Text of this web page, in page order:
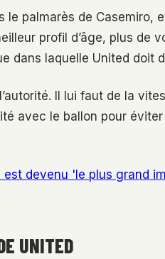
le palmarès de Casemiro,
profil d’âge, plus de
dans laquelle United doit
Il lui faut de la
avec le ballon pour
devenu 'le plus grand
UNITED